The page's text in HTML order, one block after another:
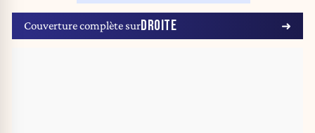
Couverture complète surDROITE